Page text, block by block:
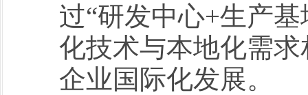
过“研发中心+生产
化技术与本地化需
企业国际化发展。